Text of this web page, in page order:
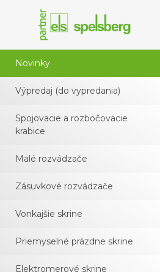
Novinky
Výpredaj (do vypredania)
Spojovacie a rozbočovacie
krabice
Malé rozvádzače
Zásuvkové rozvádzače
Vonkajšie skrine
Priemyselné prázdne skrine
Elektromerové skrine